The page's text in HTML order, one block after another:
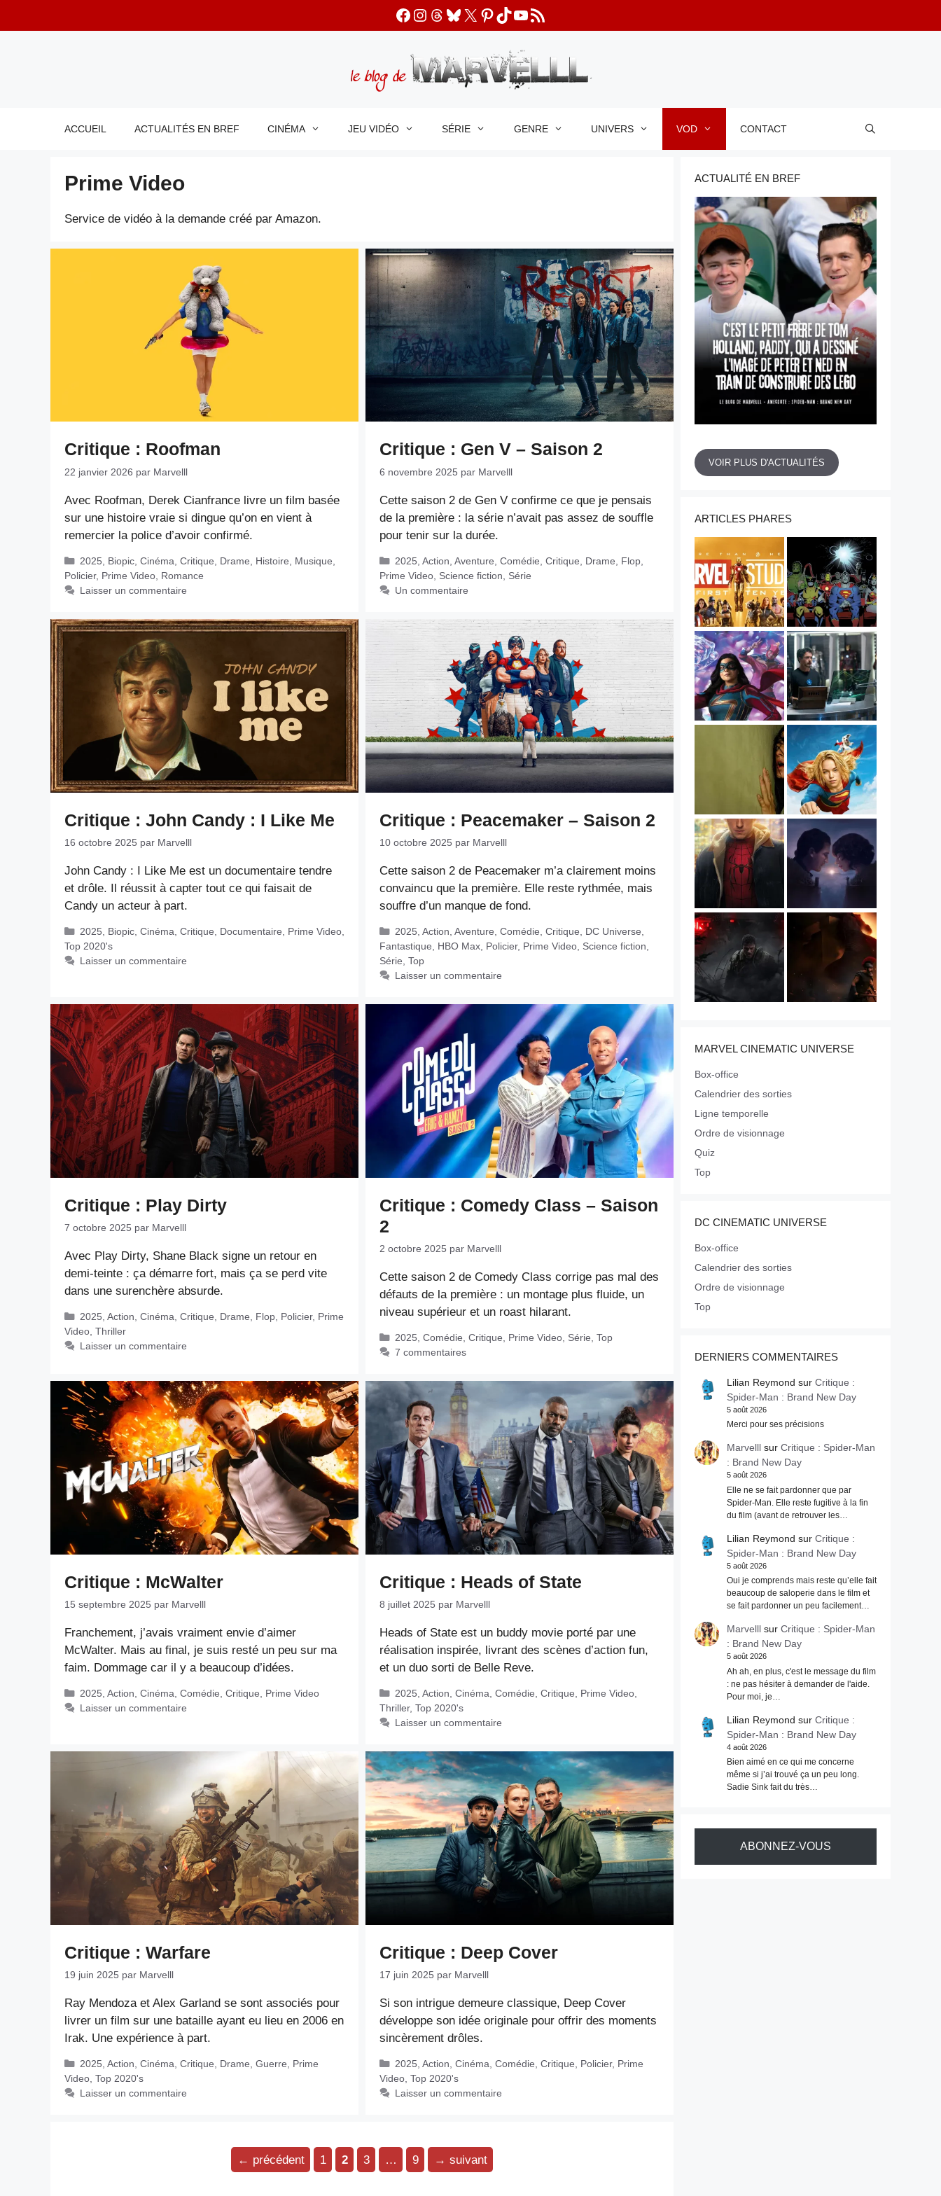
Facebook
Instagram
Threads
Bluesky
X Pinterest
TikTok
YouTube
Flux RSS
ACCUEIL ACTUALITÉS EN BREF CINÉMA JEU VIDÉO SÉRIE GENRE UNIVERS VOD CONTACT
Prime Video
Service de vidéo à la demande créé par Amazon.
Critique : Roofman
22 janvier 2026 par Marvelll
Avec Roofman, Derek Cianfrance livre un film basée
sur une histoire vraie si dingue qu’on en vient à
remercier la police d’avoir confirmé.
Catégories
2025 Biopic, Cinéma Critique Drame Histoire Musique
Policier, Prime Video Romance
Laisser un commentaire
Critique : Gen V – Saison 2
6 novembre 2025 par Marvelll
Cette saison 2 de Gen V confirme ce que je pensais
de la première : la série n’avait pas assez de souffle
pour tenir sur la durée.
Catégories
2025 Action Aventure Comédie Critique Drame Flop,
Prime Video Science fiction
Série
Un commentaire
Critique : John Candy : I Like Me
16 octobre 2025 par Marvelll
John Candy : I Like Me est un documentaire tendre
et drôle. Il réussit à capter tout ce qui faisait de
Candy un acteur à part.
Catégories
2025 Biopic, Cinéma Critique Documentaire Prime Video,
Top 2020's
Laisser un commentaire
Critique : Peacemaker – Saison 2
10 octobre 2025 par Marvelll
Cette saison 2 de Peacemaker m’a clairement moins
convaincu que la première. Elle reste rythmée, mais
souffre d’un manque de fond.
Catégories
2025 Action Aventure Comédie Critique DC Universe
Fantastique
HBO Max Policier, Prime Video Science fiction
Série Top
Laisser un commentaire
Critique : Play Dirty
7 octobre 2025 par Marvelll
Avec Play Dirty, Shane Black signe un retour en
demi-teinte : ça démarre fort, mais ça se perd vite
dans une surenchère absurde.
Catégories
2025, Action, Cinéma, Critique, Drame, Flop, Policier, Prime
Video, Thriller
Laisser un commentaire
Critique : Comedy Class – Saison
2
2 octobre 2025 par Marvelll
Cette saison 2 de Comedy Class corrige pas mal des
défauts de la première : un montage plus fluide, un
niveau supérieur et un roast hilarant.
Catégories
2025, Comédie, Critique, Prime Video, Série, Top
7 commentaires
Critique : McWalter
15 septembre 2025 par Marvelll
Franchement, j’avais vraiment envie d’aimer
McWalter. Mais au final, je suis resté un peu sur ma
faim. Dommage car il y a beaucoup d’idées.
Catégories
2025, Action, Cinéma, Comédie, Critique, Prime Video
Laisser un commentaire
Critique : Heads of State
8 juillet 2025 par Marvelll
Heads of State est un buddy movie porté par une
réalisation inspirée, livrant des scènes d’action fun,
et un duo sorti de Belle Reve.
Catégories
2025, Action, Cinéma, Comédie, Critique, Prime Video,
Thriller, Top 2020's
Laisser un commentaire
Critique : Warfare
19 juin 2025 par Marvelll
Ray Mendoza et Alex Garland se sont associés pour
livrer un film sur une bataille ayant eu lieu en 2006 en
Irak. Une expérience à part.
Catégories
2025, Action, Cinéma, Critique, Drame, Guerre, Prime
Video, Top 2020's
Laisser un commentaire
Critique : Deep Cover
17 juin 2025 par Marvelll
Si son intrigue demeure classique, Deep Cover
développe son idée originale pour offrir des moments
sincèrement drôles.
Catégories
2025, Action, Cinéma, Comédie, Critique, Policier, Prime
Video, Top 2020's
Laisser un commentaire
← précédent
Page
1
Page
2
Page
3
…
Page
9
→ suivant
ACTUALITÉ EN BREF
VOIR PLUS D'ACTUALITÉS
ARTICLES PHARES
MARVEL CINEMATIC UNIVERSE
Box-office
Calendrier des sorties
Ligne temporelle
Ordre de visionnage
Quiz
Top
DC CINEMATIC UNIVERSE
Box-office
Calendrier des sorties
Ordre de visionnage
Top
DERNIERS COMMENTAIRES
Lilian Reymond sur Critique :
Spider-Man : Brand New Day
5 août 2026
Merci pour ses précisions
Marvelllsur Critique : Spider-Man
: Brand New Day
5 août 2026
Elle ne se fait pardonner que par
Spider-Man. Elle reste fugitive à la fin
du film (avant de retrouver les…
Lilian Reymond sur Critique :
Spider-Man : Brand New Day
5 août 2026
Oui je comprends mais reste qu’elle fait
beaucoup de saloperie dans le film et
se fait pardonner un peu facilement…
Marvelllsur Critique : Spider-Man
: Brand New Day
5 août 2026
Ah ah, en plus, c'est le message du film
: ne pas hésiter à demander de l'aide.
Pour moi, je…
Lilian Reymond sur Critique :
Spider-Man : Brand New Day
4 août 2026
Bien aimé en ce qui me concerne
même si j’ai trouvé ça un peu long.
Sadie Sink fait du très…
ABONNEZ-VOUS